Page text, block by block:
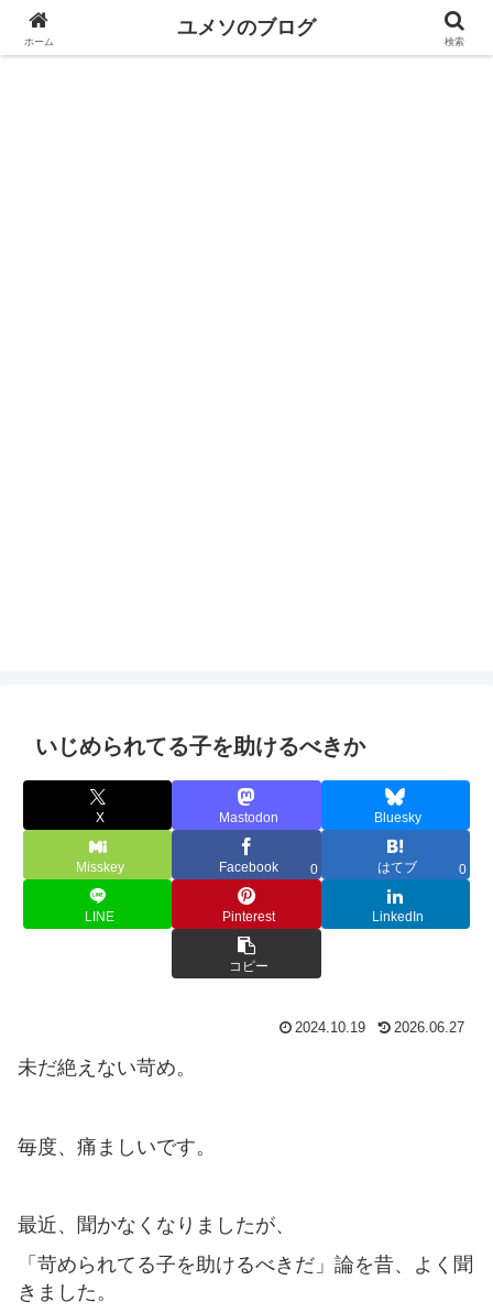
いじめられてる子を助けるべきか
X Mastodon Bluesky
Misskey Facebook 0 はてブ 0
LINE Pinterest LinkedIn
コピー
2024.10.19 2026.06.27
未だ絶えない苛め。
毎度、痛ましいです。
最近、聞かなくなりましたが、
「苛められてる子を助けるべきだ」論を昔、よく聞
きました。
ホーム
ユメソのブログ
検索